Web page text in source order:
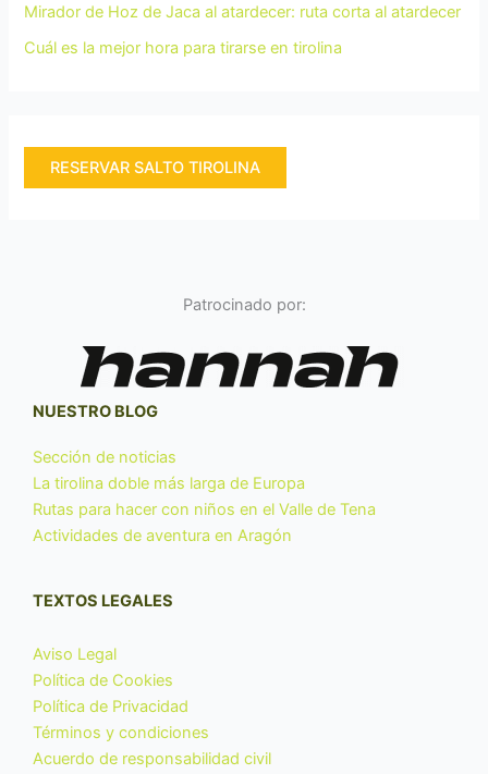
Mirador de Hoz de Jaca al atardecer: ruta corta al atardecer
Cuál es la mejor hora para tirarse en tirolina
RESERVAR SALTO TIROLINA
Patrocinado por:
NUESTRO BLOG
Sección de noticias
La tirolina doble más larga de Europa
Rutas para hacer con niños en el Valle de Tena
Actividades de aventura en Aragón
TEXTOS LEGALES
Aviso Legal
Política de Cookies
Política de Privacidad
Términos y condiciones
Acuerdo de responsabilidad civil